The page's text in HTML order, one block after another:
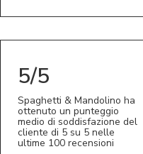
5/5
Spaghetti & Mandolino ha
ottenuto un punteggio
medio di soddisfazione del
cliente di 5 su 5 nelle
ultime 100 recensioni